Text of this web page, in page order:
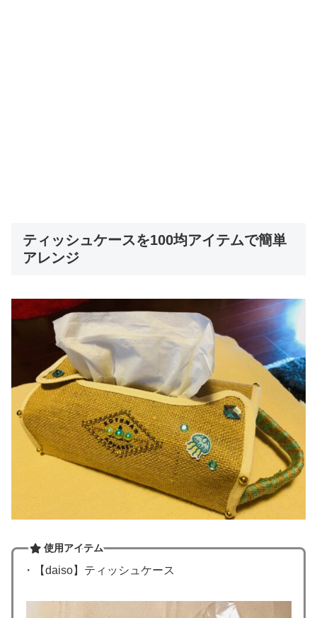
ティッシュケースを100均アイテムで簡単
アレンジ
使用アイテム
・【daiso】ティッシュケース